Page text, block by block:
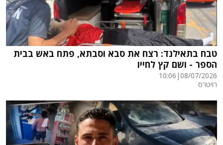
טבח בתאילנד: רצח את סבא וסבתא, פתח באש בבית
הספר - ושם קץ לחייו
08/07/2026
|
10:06
רויטרס